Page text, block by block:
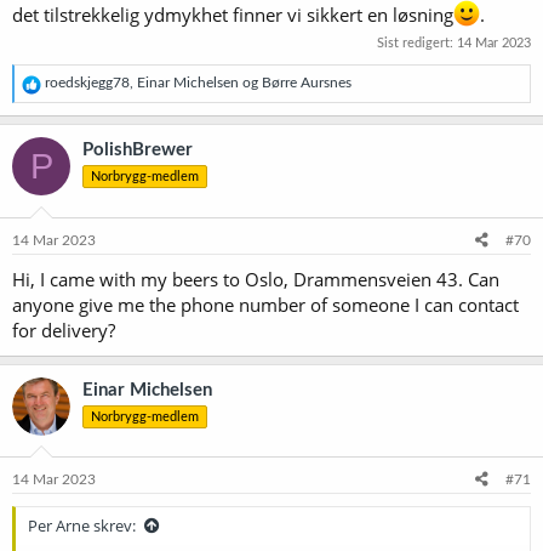
det tilstrekkelig ydmykhet finner vi sikkert en løsning
.
Sist redigert: 14 Mar 2023
R
e
a
k
s
o
e
roedskjegg78 Einar Michelsen og Børre Aursnes
P PolishBrewer
Norbrygg-medlem
14 Mar 2023 #70
Hi, I came with my beers to Oslo, Drammensveien 43. Can
anyone give me the phone number of someone I can contact
for delivery?
Einar Michelsen
Norbrygg-medlem
14 Mar 2023 #71
Per Arne skrev: